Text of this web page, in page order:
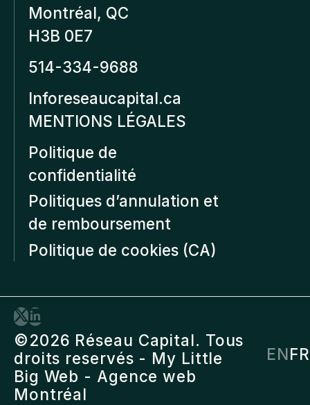
Montréal, QC
H3B 0E7
514-334-9688
Inforeseaucapital.ca
MENTIONS LÉGALES
Politique de
confidentialité
Politiques d’annulation et
de remboursement
Politique de cookies (CA)
©2026 Réseau Capital. Tous
droits reservés - My Little
Big Web - Agence web
Montréal
ENFR